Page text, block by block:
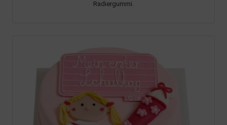
Radiergummi.